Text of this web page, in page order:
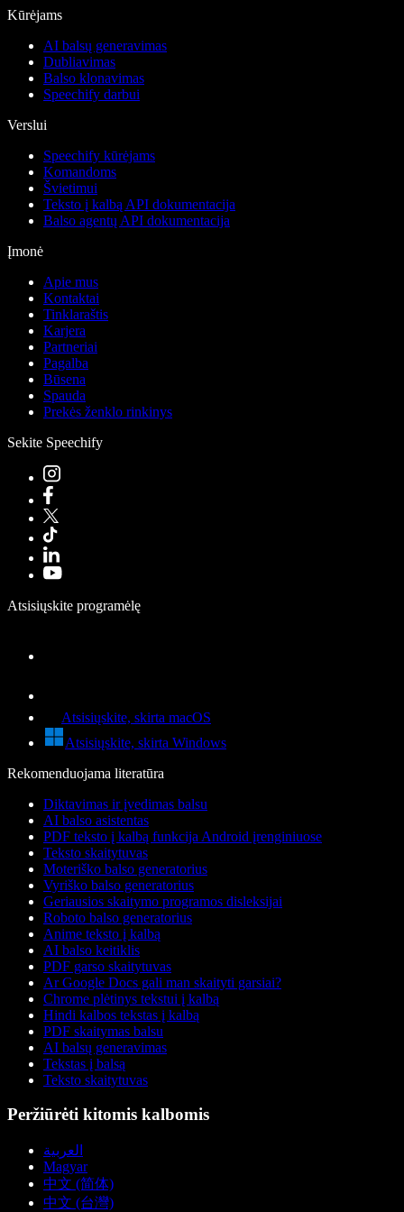
Kūrėjams
AI balsų generavimas
Dubliavimas
Balso klonavimas
Speechify darbui
Verslui
Speechify kūrėjams
Komandoms
Švietimui
Teksto į kalbą API dokumentacija
Balso agentų API dokumentacija
Įmonė
Apie mus
Kontaktai
Tinklaraštis
Karjera
Partneriai
Pagalba
Būsena
Spauda
Prekės ženklo rinkinys
Sekite Speechify
Atsisiųskite programėlę
Atsisiųskite, skirta macOS
Atsisiųskite, skirta Windows
Rekomenduojama literatūra
Diktavimas ir įvedimas balsu
AI balso asistentas
PDF teksto į kalbą funkcija Android įrenginiuose
Teksto skaitytuvas
Moteriško balso generatorius
Vyriško balso generatorius
Geriausios skaitymo programos disleksijai
Roboto balso generatorius
Anime teksto į kalbą
AI balso keitiklis
PDF garso skaitytuvas
Ar Google Docs gali man skaityti garsiai?
Chrome plėtinys tekstui į kalbą
Hindi kalbos tekstas į kalbą
PDF skaitymas balsu
AI balsų generavimas
Tekstas į balsą
Teksto skaitytuvas
Peržiūrėti kitomis kalbomis
العربية
Magyar
中文 (简体)
中文 (台灣)